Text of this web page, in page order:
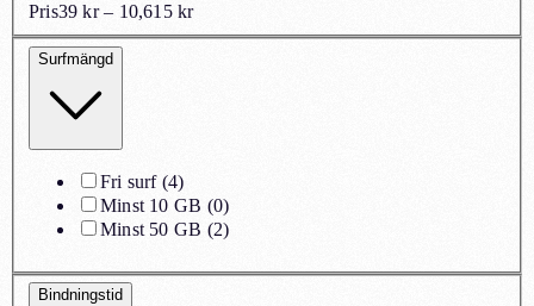
Pris39 kr – 10,615 kr
Surfmängd
Fri surf (4)
Minst 10 GB (0)
Minst 50 GB (2)
Bindningstid